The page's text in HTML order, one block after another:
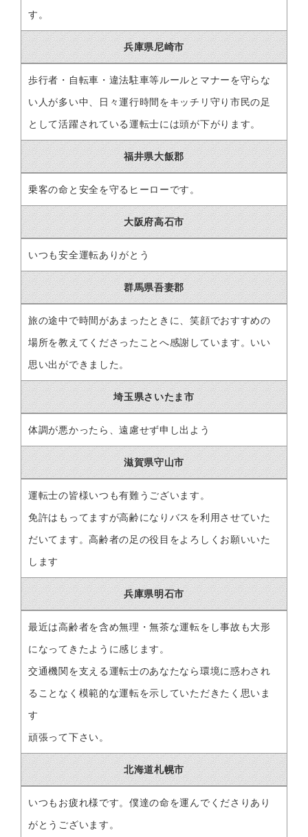
す。
兵庫県尼崎市
歩行者・自転車・違法駐車等ルールとマナーを守らな
い人が多い中、日々運行時間をキッチリ守り市民の足
として活躍されている運転士には頭が下がります。
福井県大飯郡
乗客の命と安全を守るヒーローです。
大阪府高石市
いつも安全運転ありがとう
群馬県吾妻郡
旅の途中で時間があまったときに、笑顔でおすすめの
場所を教えてくださったことへ感謝しています。いい
思い出ができました。
埼玉県さいたま市
体調が悪かったら、遠慮せず申し出よう
滋賀県守山市
運転士の皆様いつも有難うございます。
免許はもってますが高齢になりバスを利用させていた
だいてます。高齢者の足の役目をよろしくお願いいた
します
兵庫県明石市
最近は高齢者を含め無理・無茶な運転をし事故も大形
になってきたように感じます。
交通機関を支える運転士のあなたなら環境に惑わされ
ることなく模範的な運転を示していただきたく思いま
す
頑張って下さい。
北海道札幌市
いつもお疲れ様です。僕達の命を運んでくださりあり
がとうございます。